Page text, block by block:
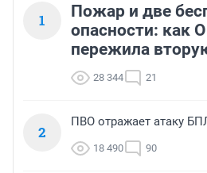
1
Пожар и две
опасности: как
пережила
28 344 21
2
ПВО отражает атаку
18 490 90